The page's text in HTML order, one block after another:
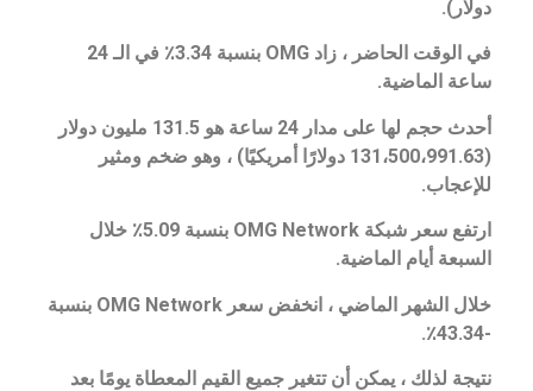
دولار).
في الوقت الحاضر ، زاد OMG بنسبة 3.34٪ في الـ 24
ساعة الماضية.
أحدث حجم لها على مدار 24 ساعة هو 131.5 مليون دولار
(131،500،991.63 دولارًا أمريكيًا) ، وهو ضخم ومثير
للإعجاب.
ارتفع سعر شبكة OMG Network بنسبة 5.09٪ خلال
السبعة أيام الماضية.
خلال الشهر الماضي ، انخفض سعر OMG Network بنسبة
-43.34٪.
نتيجة لذلك ، يمكن أن تتغير جميع القيم المعطاة يومًا بعد